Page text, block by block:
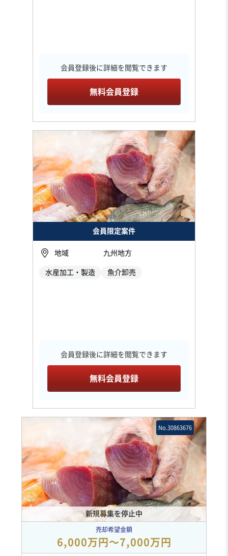
会員登録後に詳細を閲覧できます
無料会員登録
会員限定案件
地域 九州地方
水産加工・製造 魚介卸売
会員登録後に詳細を閲覧できます
無料会員登録
新規募集を停止中
No.30863676
売却希望金額
6,000万円〜7,000万円